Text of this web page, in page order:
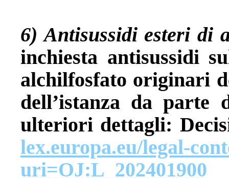
6) Antisussidi esteri di
inchiesta antisussidi
alchilfosfato originari
dell’istanza da parte
ulteriori dettagli:
lex.europa.eu/legal-
uri=OJ:L_202401900